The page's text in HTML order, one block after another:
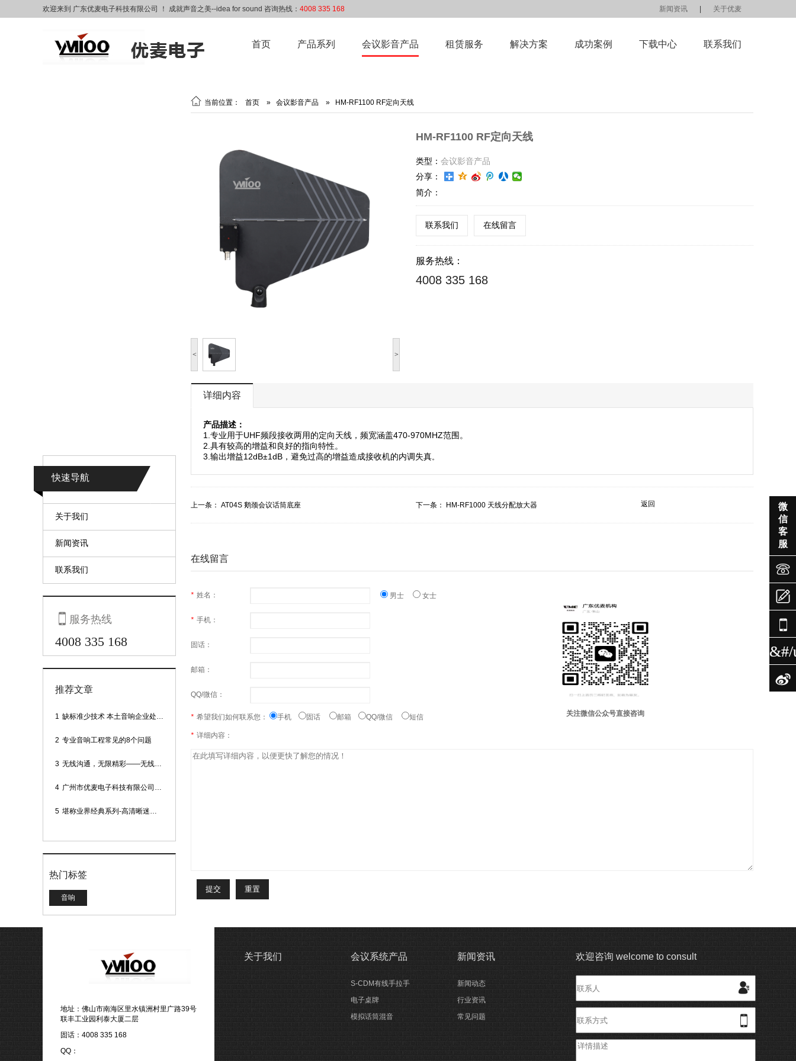
欢迎来到 广东优麦电子科技有限公司 ！ 成就声音之美--idea for sound 咨询热线： 4008 335 168 新闻资讯 关于优麦
首页 产品系列 会议影音产品 租赁服务 解决方案 成功案例 下载中心 联系我们
快速导航
关于我们
新闻资讯
联系我们
 服务热线
4008 335 168
推荐文章
1 缺标准少技术 本土音响企业处境尴尬
2 专业音响工程常见的8个问题
3 无线沟通，无限精彩——无线会议话筒
4 广州市优麦电子科技有限公司网站正式上线！
5 堪称业界经典系列-高清晰迷你型头戴话筒
热门标签
音响
 当前位置： 首页 » 会议影音产品 » HM-RF1100 RF定向天线
< >
HM-RF1100 RF定向天线
类型： 会议影音产品
分享：
简介：
联系我们 在线留言
服务热线：
4008 335 168
详细内容
产品描述：
1.专业用于UHF频段接收两用的定向天线，频宽涵盖470-970MHZ范围。
2.具有较高的增益和良好的指向特性。
3.输出增益12dB±1dB，避免过高的增益造成接收机的内调失真。
上一条： AT04S 鹅颈会议话筒底座 下一条： HM-RF1000 天线分配放大器 返回
在线留言
* 姓名： 男士 女士
关注微信公众号直接咨询
* 手机：
固话：
邮箱：
QQ/微信：
* 希望我们如何联系您： 手机 固话 邮箱 QQ/微信 短信
* 详细内容：
地址：佛山市南海区里水镇洲村里广路39号
联丰工业园利泰大厦二层
固话：4008 335 168
QQ：
关于我们 会议系统产品
S-CDM有线手拉手
电子桌牌
模拟话筒混音
新闻资讯
新闻动态
行业资讯
常见问题
欢迎咨询 welcome to consult



微
信
客
服



&#/
